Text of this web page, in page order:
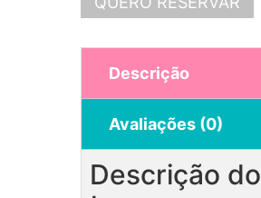
Descrição
Avaliações (0)
Descrição do